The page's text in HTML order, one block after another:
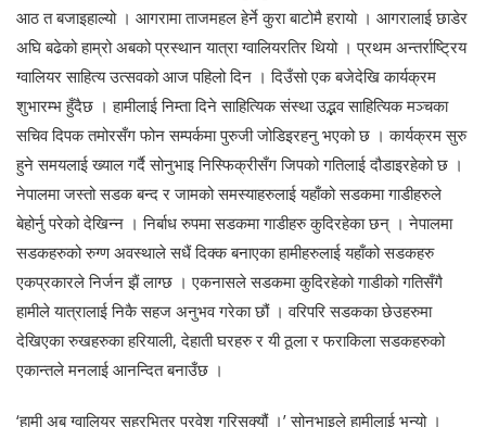
आठ त बजाइहाल्यो । आगरामा ताजमहल हेर्ने कुरा बाटोमै हरायो । आगरालाई छाडेर
अघि बढेको हाम्रो अबको प्रस्थान यात्रा ग्वालियरतिर थियो । प्रथम अन्तर्राष्ट्रिय
ग्वालियर साहित्य उत्सवको आज पहिलो दिन । दिउँसो एक बजेदेखि कार्यक्रम
शुभारम्भ हुँदैछ । हामीलाई निम्ता दिने साहित्यिक संस्था उद्भव साहित्यिक मञ्चका
सचिव दिपक तमोरसँग फोन सम्पर्कमा पुरुजी जोडिइरहनु भएको छ । कार्यक्रम सुरु
हुने समयलाई ख्याल गर्दै सोनुभाइ निस्फिक्रीसँग जिपको गतिलाई दौडाइरहेको छ ।
नेपालमा जस्तो सडक बन्द र जामको समस्याहरुलाई यहाँको सडकमा गाडीहरुले
बेहोर्नु परेको देखिन्न । निर्बाध रुपमा सडकमा गाडीहरु कुदिरहेका छन् । नेपालमा
सडकहरुको रुग्ण अवस्थाले सधैं दिक्क बनाएका हामीहरुलाई यहाँको सडकहरु
एकप्रकारले निर्जन झैं लाग्छ । एकनासले सडकमा कुदिरहेको गाडीको गतिसँगै
हामीले यात्रालाई निकै सहज अनुभव गरेका छौं । वरिपरि सडकका छेउहरुमा
देखिएका रुखहरुका हरियाली, देहाती घरहरु र यी ठूला र फराकिला सडकहरुको
एकान्तले मनलाई आनन्दित बनाउँछ ।
‘हामी अब ग्वालियर सहरभित्र प्रवेश गरिसक्यौं ।’ सोनुभाइले हामीलाई भन्यो ।